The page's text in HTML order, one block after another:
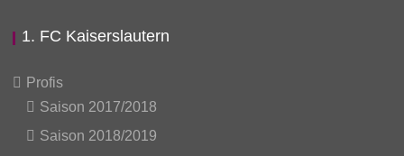
1. FC Kaiserslautern
Profis
Saison 2017/2018
Saison 2018/2019